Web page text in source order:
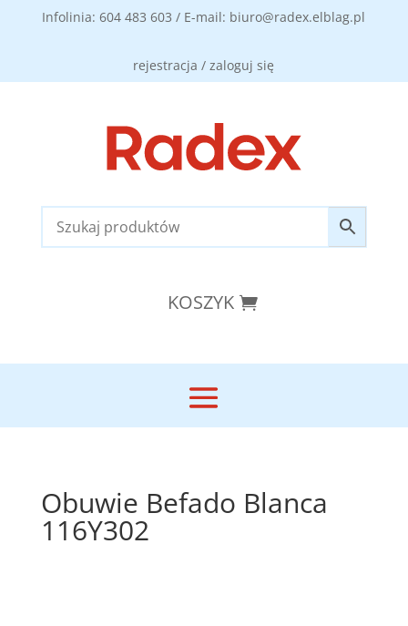
Infolinia: 604 483 603 / E-mail: biuro@radex.elblag.pl
rejestracja / zaloguj się
KOSZYK
Obuwie Befado Blanca
116Y302